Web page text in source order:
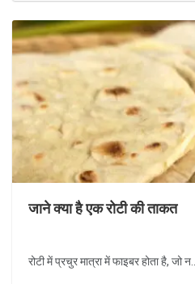
जाने क्या है एक रोटी की ताकत
रोटी में प्रचुर मात्रा में फाइबर होता है, जो न...